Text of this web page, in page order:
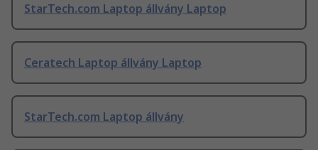
StarTech.com Laptop állvány Laptop
Ceratech Laptop állvány Laptop
StarTech.com Laptop állvány